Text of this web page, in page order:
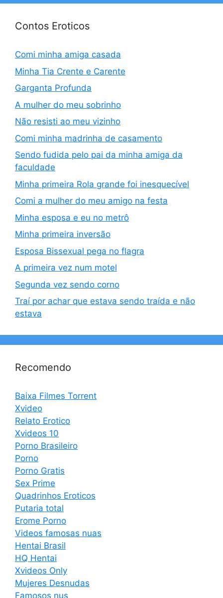
Contos Eroticos
Comi minha amiga casada
Minha Tia Crente e Carente
Garganta Profunda
A mulher do meu sobrinho
Não resisti ao meu vizinho
Comi minha madrinha de casamento
Sendo fudida pelo pai da minha amiga da
faculdade
Minha primeira Rola grande foi inesquecível
Comi a mulher do meu amigo na festa
Minha esposa e eu no metrô
Minha primeira inversão
Esposa Bissexual pega no flagra
A primeira vez num motel
Segunda vez sendo corno
Traí por achar que estava sendo traída e não
estava
Recomendo
Baixa Filmes Torrent
Xvideo
Relato Erotico
Xvideos 10
Porno Brasileiro
Porno
Porno Gratis
Sex Prime
Quadrinhos Eroticos
Putaria total
Erome Porno
Videos famosas nuas
Hentai Brasil
HQ Hentai
Xvideos Only
Mujeres Desnudas
Famosos nus